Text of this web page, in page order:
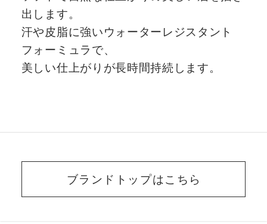
出します。
汗や皮脂に強いウォーターレジスタント
フォーミュラで、
美しい仕上がりが長時間持続します。
ブランドトップはこちら